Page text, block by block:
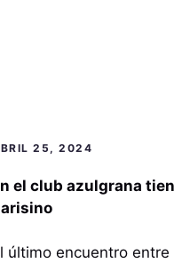
25, 2024
el club azulgrana
último encuentro